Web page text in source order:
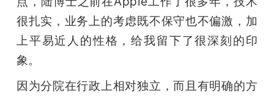
很扎实，业务上的考虑既不保守也不偏激，加
上平易近人的性格，给我留下了很深刻的印
象。
因为分院在行政上相对独立，而且有明确的方